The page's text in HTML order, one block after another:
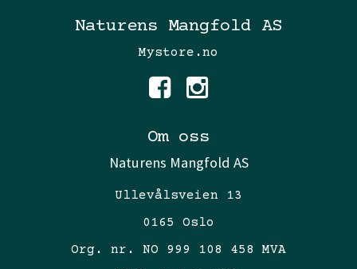
Naturens Mangfold AS
Mystore.no
Om oss
Naturens Mangfold AS
Ullevålsveien 13
0165 Oslo
Org. nr. NO 999 108 458 MVA